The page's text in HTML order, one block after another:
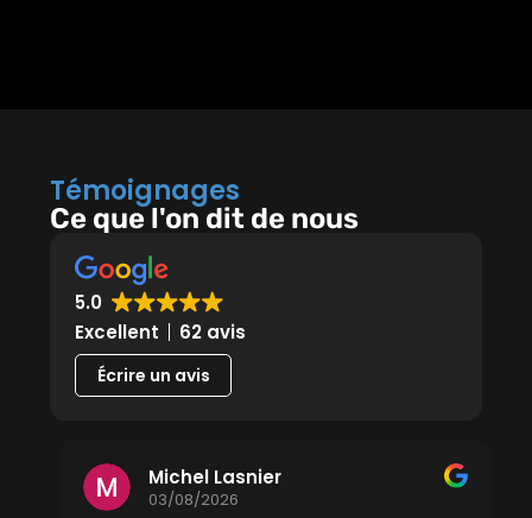
Témoignages
Ce que l'on dit de nous
5.0
Excellent
62 avis
Écrire un avis
Michel Lasnier
03/08/2026